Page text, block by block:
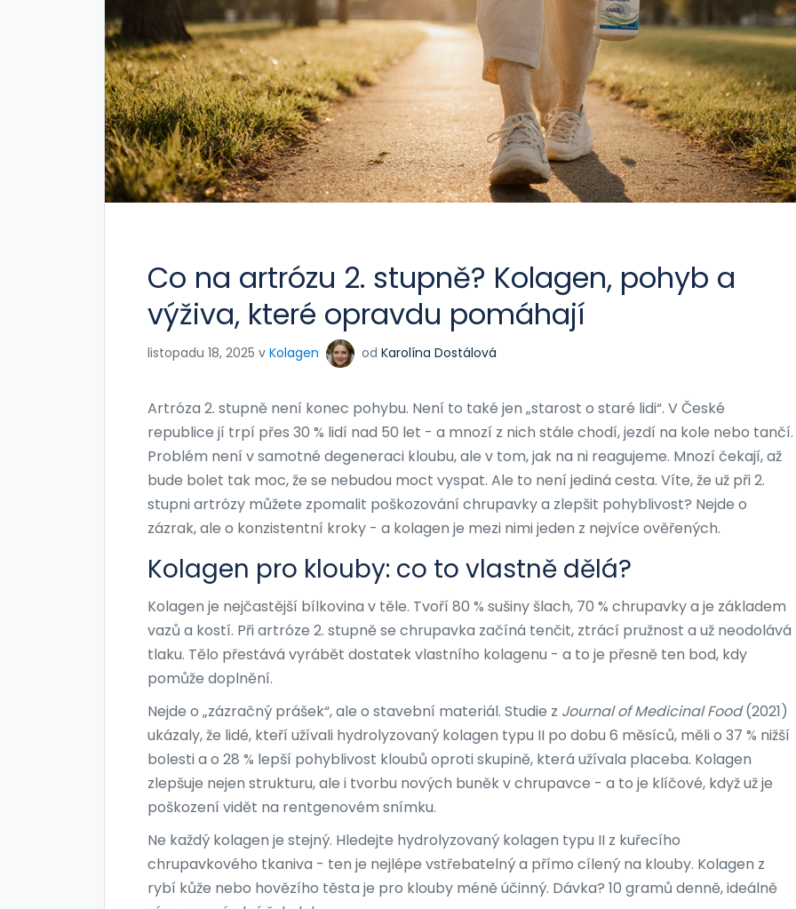
Co na artrózu 2. stupně? Kolagen, pohyb a
výživa, které opravdu pomáhají
listopadu 18, 2025 v Kolagen od Karolína Dostálová
Artróza 2. stupně není konec pohybu. Není to také jen „starost o staré lidi“. V České
republice jí trpí přes 30 % lidí nad 50 let - a mnozí z nich stále chodí, jezdí na kole nebo tančí.
Problém není v samotné degeneraci kloubu, ale v tom, jak na ni reagujeme. Mnozí čekají, až
bude bolet tak moc, že se nebudou moct vyspat. Ale to není jediná cesta. Víte, že už při 2.
stupni artrózy můžete zpomalit poškozování chrupavky a zlepšit pohyblivost? Nejde o
zázrak, ale o konzistentní kroky - a kolagen je mezi nimi jeden z nejvíce ověřených.
Kolagen pro klouby: co to vlastně dělá?
Kolagen je nejčastější bílkovina v těle. Tvoří 80 % sušiny šlach, 70 % chrupavky a je základem
vazů a kostí. Při artróze 2. stupně se chrupavka začíná tenčit, ztrácí pružnost a už neodolává
tlaku. Tělo přestává vyrábět dostatek vlastního kolagenu - a to je přesně ten bod, kdy
pomůže doplnění.
Nejde o „zázračný prášek“, ale o stavební materiál. Studie z Journal of Medicinal Food(2021)
ukázaly, že lidé, kteří užívali hydrolyzovaný kolagen typu II po dobu 6 měsíců, měli o 37 % nižší
bolesti a o 28 % lepší pohyblivost kloubů oproti skupině, která užívala placeba. Kolagen
zlepšuje nejen strukturu, ale i tvorbu nových buněk v chrupavce - a to je klíčové, když už je
poškození vidět na rentgenovém snímku.
Ne každý kolagen je stejný. Hledejte hydrolyzovaný kolagen typu II z kuřecího
chrupavkového tkaniva - ten je nejlépe vstřebatelný a přímo cílený na klouby. Kolagen z
rybí kůže nebo hovězího těsta je pro klouby méně účinný. Dávka? 10 gramů denně, ideálně